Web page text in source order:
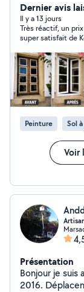
réactif,
extérieure,
portails,
petites
l'habitat.
je mets un
durable et de
courant de votre maison. -
bricolage - Rénovation bois - Volets, fenêtres, portes,
garages - Finitions soignées -
Devis rapide et gratuit
Charente.
Dernier avis
Il y a 13 jours
Très réactif, un
super satisfait de
Peinture Sol
Voir
Présentation
Bonjour je suis
2016.